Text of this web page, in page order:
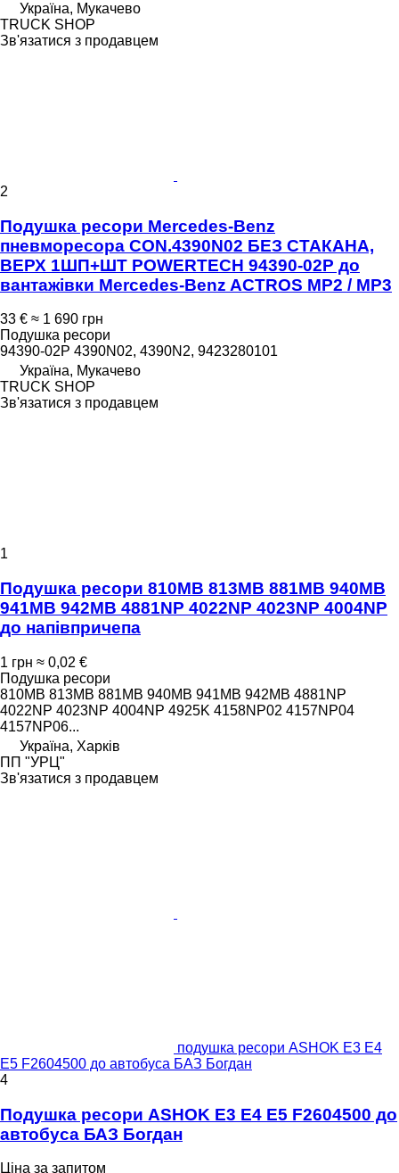
Україна, Мукачево
TRUCK SHOP
Зв'язатися з продавцем
2
Подушка ресори Mercedes-Benz
пневморесора CON.4390N02 БЕЗ СТАКАНА,
ВЕРХ 1ШП+ШТ POWERTECH 94390-02P до
вантажівки Mercedes-Benz ACTROS MP2 / MP3
33 € ≈ 1 690 грн
Подушка ресори
94390-02P 4390N02, 4390N2, 9423280101
Україна, Мукачево
TRUCK SHOP
Зв'язатися з продавцем
1
Подушка ресори 810MB 813MB 881MB 940MB
941MB 942MB 4881NP 4022NP 4023NP 4004NP
до напівпричепа
1 грн ≈ 0,02 €
Подушка ресори
810MB 813MB 881MB 940MB 941MB 942MB 4881NP
4022NP 4023NP 4004NP 4925K 4158NP02 4157NP04
4157NP06...
Україна, Харків
ПП "УРЦ"
Зв'язатися з продавцем
подушка ресори ASHOK E3 E4
E5 F2604500 до автобуса БАЗ Богдан
4
Подушка ресори ASHOK E3 E4 E5 F2604500 до
автобуса БАЗ Богдан
Ціна за запитом